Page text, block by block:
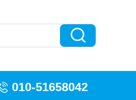
010-51658042